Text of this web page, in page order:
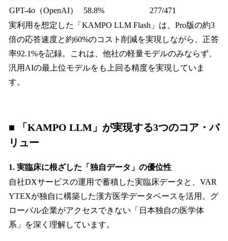
GPT-4o（OpenAI）
58.8%
277/471
実利用を想定した「KAMPO LLM Flash」は、Pro版の約3
倍の応答速度と約60%のコスト削減を実現しながら、正答
率92.1%を記録。これは、他社の軽量モデルのみならず、
汎用AIの最上位モデルをも上回る精度を実現していま
す。
■
「KAMPO LLM」が実現する3つのコア・バ
リュー
1. 実臨床に根ざした「独自データ」の優位性
自社DXサービスの運用で蓄積した実臨床データと、VAR
YTEXが独自に構築した漢方医学データベースを活用。グ
ローバル企業がアクセスできない「日本独自の医学体
系」を深く理解しています。